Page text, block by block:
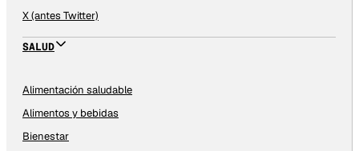
X (antes Twitter)
SALUD
Alimentación saludable
Alimentos y bebidas
Bienestar